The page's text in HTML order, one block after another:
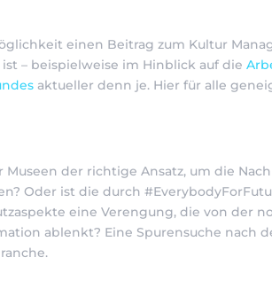
einen Beitrag zum Kultur
– beispielweise im Hinblick auf die
aktueller denn je. Hier für alle
Museen der richtige Ansatz, um die
Oder ist die durch
eine Verengung, die von der
ablenkt? Eine Spurensuche nach